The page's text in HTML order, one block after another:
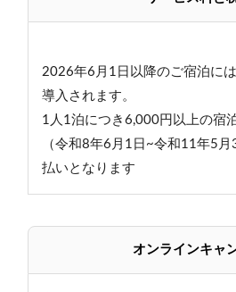
2026年6月1日以降のご宿泊に
導入されます。
1人1泊につき6,000円以上の
（令和8年6月1日~令和11年5
払いとなります
オンラインキャ